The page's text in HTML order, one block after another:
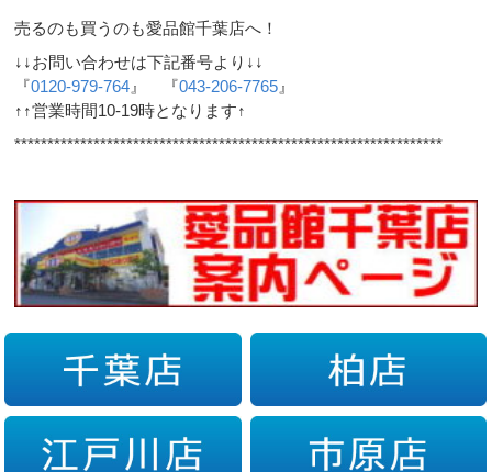
売るのも買うのも愛品館千葉店へ！
↓↓お問い合わせは下記番号より↓↓
『0120-979-764 』 『043-206-7765 』
↑↑営業時間10-19時となります↑
*****************************************************************